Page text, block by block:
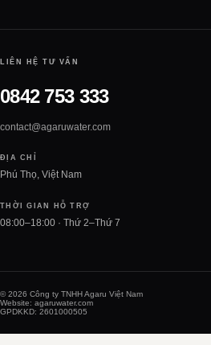
LIÊN HỆ TƯ VẤN
0842 753 333
contact@agaruwater.com
ĐỊA CHỈ
Phú Thọ, Việt Nam
THỜI GIAN HỖ TRỢ
08:00–18:00 · Thứ 2–Thứ 7
© 2026 Công ty TNHH Agaru Việt Nam
Website: agaruwater.com
GPDKKD: 2601000505